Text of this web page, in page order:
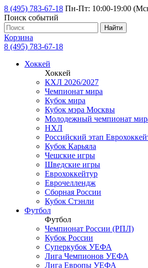
8 (495) 783-67-18 Пн-Пт: 10:00-19:00
Поиск событий
Найти
Корзина
8 (495) 783-67-18
Хоккей
Хоккей
КХЛ 2026/2027
Чемпионат мира
Кубок мира
Кубок мэра Москвы
Молодежный чемпионат
НХЛ
Российский этап
Кубок Карьяла
Чешские игры
Шведские игры
Еврохоккейтур
Еврочеллендж
Сборная России
Кубок Стэнли
Футбол
Футбол
Чемпионат России (РПЛ)
Кубок России
Суперкубок УЕФА
Лига Чемпионов УЕФА
Лига Европы УЕФА